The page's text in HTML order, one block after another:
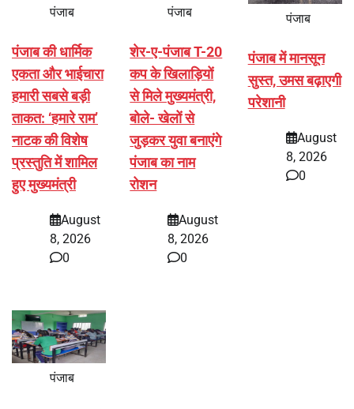
पंजाब
पंजाब की धार्मिक
एकता और भाईचारा
हमारी सबसे बड़ी
ताकत: ‘हमारे राम’
नाटक की विशेष
प्रस्तुति में शामिल
हुए मुख्यमंत्री
August
8, 2026
0
पंजाब
शेर-ए-पंजाब T-20
कप के खिलाड़ियों
से मिले मुख्यमंत्री,
बोले- खेलों से
जुड़कर युवा बनाएंगे
पंजाब का नाम
रोशन
August
8, 2026
0
पंजाब
पंजाब में मानसून
सुस्त, उमस बढ़ाएगी
परेशानी
August
8, 2026
0
पंजाब